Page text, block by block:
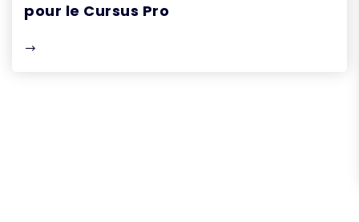
pour le Cursus Pro